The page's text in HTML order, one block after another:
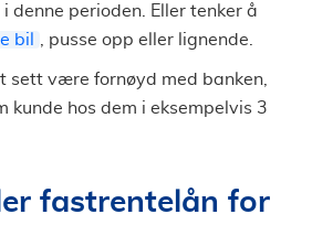
denne perioden. Eller tenker å
bil
, pusse opp eller lignende.
sett være fornøyd med banken,
kunde hos dem i eksempelvis 3
fastrentelån for